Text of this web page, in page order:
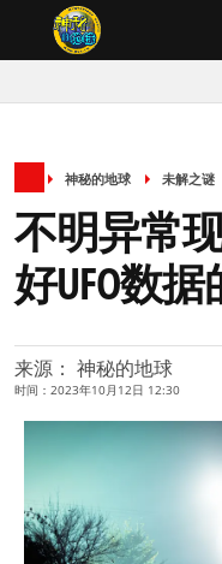
神秘的地球 未解之谜
不明异常
好UFO数
来源： 神秘的地球
时间：2023年10月12日 12:30